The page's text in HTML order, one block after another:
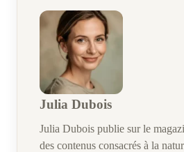
Julia Dubois
Julia Dubois publie sur le
des contenus consacrés à la